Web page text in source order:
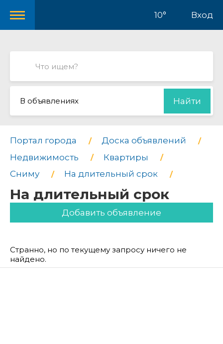
10° Вход
В объявлениях Найти
Портал города
Доска объявлений
Недвижимость
Квартиры
Сниму
На длительный срок
На длительный срок
Добавить объявление
Странно, но по текущему запросу ничего не
найдено.